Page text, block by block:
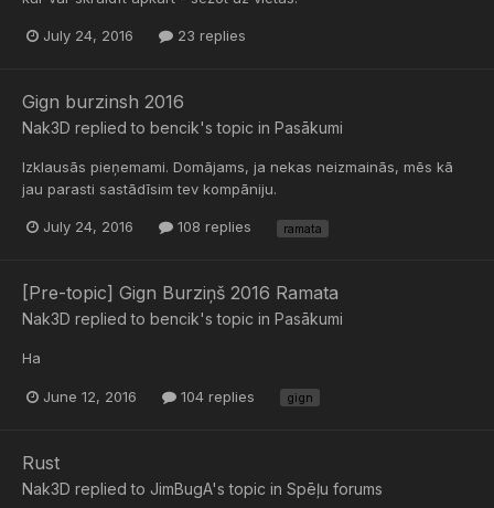
July 24, 2016 23 replies
Gign burzinsh 2016
Nak3D replied to bencik's topic in Pasākumi
Izklausās pieņemami. Domājams, ja nekas neizmainās, mēs kā
jau parasti sastādīsim tev kompāniju.
July 24, 2016 108 replies ramata
[Pre-topic] Gign Burziņš 2016 Ramata
Nak3D replied to bencik's topic in Pasākumi
Ha
June 12, 2016 104 replies gign
Rust
Nak3D replied to JimBugA's topic in Spēļu forums